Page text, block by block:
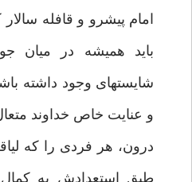
امام پيشرو و قافله
بايد هميشه در ميان
شايسته‏اى وجود داشته
و عنايت خاص خداوند
درون، هر فردى را كه
طبق استعدادش به